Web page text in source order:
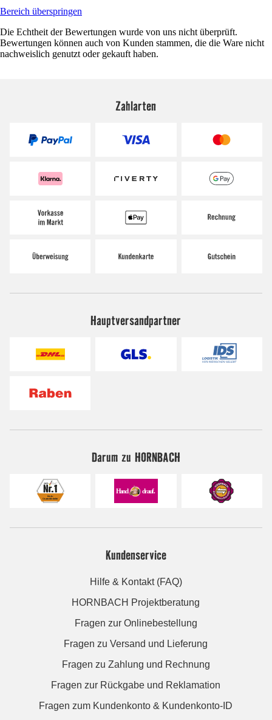
Bereich überspringen
Die Echtheit der Bewertungen wurde von uns nicht überprüft.
Bewertungen können auch von Kunden stammen, die die Ware nicht
nachweislich genutzt oder gekauft haben.
Zahlarten
Hauptversandpartner
Darum zu HORNBACH
Kundenservice
Hilfe & Kontakt (FAQ)
HORNBACH Projektberatung
Fragen zur Onlinebestellung
Fragen zu Versand und Lieferung
Fragen zu Zahlung und Rechnung
Fragen zur Rückgabe und Reklamation
Fragen zum Kundenkonto & Kundenkonto-ID